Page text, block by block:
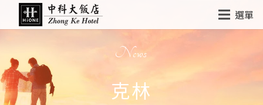
選單
News
克林